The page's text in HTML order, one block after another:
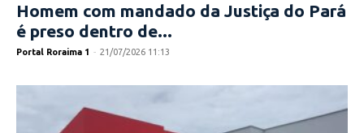
Homem com mandado da Justiça do Pará
é preso dentro de...
Portal Roraima 1 - 21/07/2026 11:13